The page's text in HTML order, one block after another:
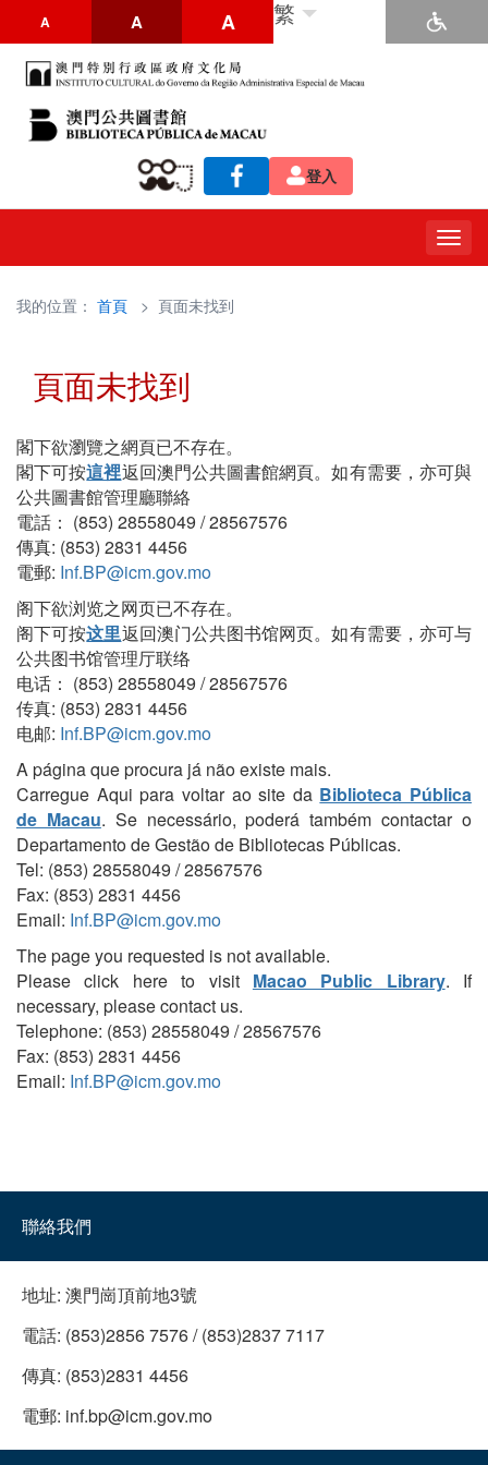
A A A 繁
登入
我的位置： 首頁 > 頁面未找到
頁面未找到
閣下欲瀏覽之網頁已不存在。
閣下可按這裡返回澳門公共圖書館網頁。如有需要，亦可與
公共圖書館管理廳聯絡
電話： (853) 28558049 / 28567576
傳真: (853) 2831 4456
電郵: Inf.BP@icm.gov.mo
阁下欲浏览之网页已不存在。
阁下可按这里返回澳门公共图书馆网页。如有需要，亦可与
公共图书馆管理厅联络
电话： (853) 28558049 / 28567576
传真: (853) 2831 4456
电邮: Inf.BP@icm.gov.mo
A página que procura já não existe mais.
Carregue Aqui para voltar ao site da Biblioteca Pública
de Macau. Se necessário, poderá também contactar o
Departamento de Gestão de Bibliotecas Públicas.
Tel: (853) 28558049 / 28567576
Fax: (853) 2831 4456
Email: Inf.BP@icm.gov.mo
The page you requested is not available.
Please click here to visit Macao Public Library. If
necessary, please contact us.
Telephone: (853) 28558049 / 28567576
Fax: (853) 2831 4456
Email: Inf.BP@icm.gov.mo
聯絡我們
地址: 澳門崗頂前地3號
電話: (853)2856 7576 / (853)2837 7117
傳真: (853)2831 4456
電郵: inf.bp@icm.gov.mo